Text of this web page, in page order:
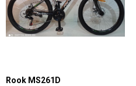
Rook MS261D